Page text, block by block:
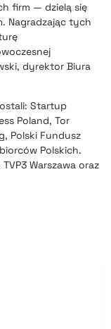
firm — dzielą się
Nagradzając tych
dyrektor Biura
Startup
Poland, Tor
Polski Fundusz
Polskich.
Warszawa oraz